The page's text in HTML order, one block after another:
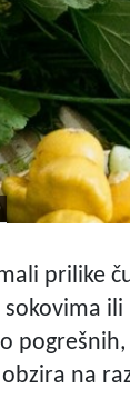
prilike
ili
na